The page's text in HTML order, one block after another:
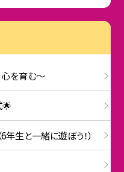
を育む～
生と一緒に遊ぼう！）